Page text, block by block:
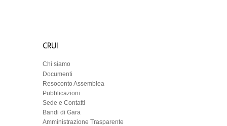
CRUI
Chi siamo
Documenti
Resoconto Assemblea
Pubblicazioni
Sede e Contatti
Bandi di Gara
Amministrazione Trasparente